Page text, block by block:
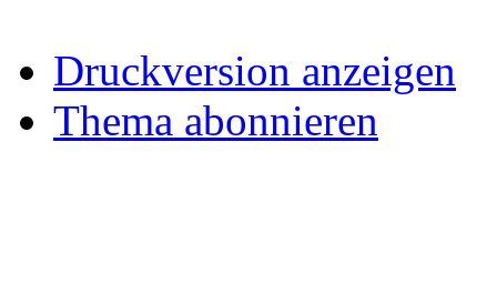
Druckversion anzeigen
Thema abonnieren